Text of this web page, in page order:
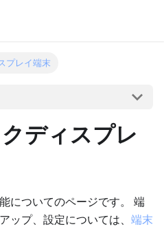
プレイ端末
ディスプレ
についてのページです。 端
ップ、設定については、 端末